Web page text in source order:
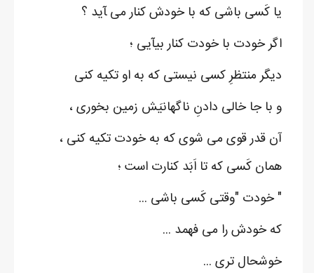
یا کَسی باشی که با خودش کنار می ‍آید ؟
اگر خودت با خودت کنار بیآیی ؛
دیگر منتظرِ کسی نیستی که به او تکیه کنی
و با جا خالی دادنِ ناگهانیَش زمین بخوری ،
آن قدر قوی می شوی که به خودت تکیه کنی ،
همان کَسی که تا اَبَد کنارت است ؛
" خودت "وقتی کَسی باشی ...
که خودش را می فهمد ...
خوشحال تری ...